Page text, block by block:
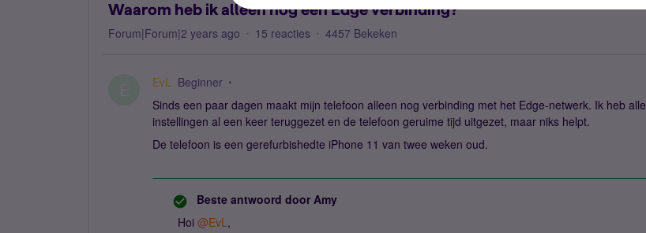
Waarom heb ik alleen nog een Edge verbinding?
Forum|Forum|2 years ago 15 reacties 4457 Bekeken
EvL Beginner
Sinds een paar dagen maakt mijn telefoon alleen nog verbinding met het Edge-netwerk. Ik heb alle
instellingen al een keer teruggezet en de telefoon geruime tijd uitgezet, maar niks helpt.
De telefoon is een gerefurbishedte iPhone 11 van twee weken oud.
Beste antwoord door Amy
Hoi @EvL,